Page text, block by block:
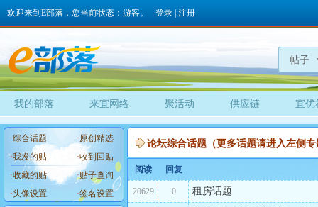
欢迎来到E部落，您当前状态：游客。 登录 注册
帖子
我的部落 来宜网络 聚活动 供应链 宜优
·综合话题 ·原创精选
·我发的贴 ·收到回贴
·收藏的贴 ·贴子查询
·头像设置 ·签名设置
论坛综合话题（更多话题请进入左侧
阅读 回复
20629 0 租房话题